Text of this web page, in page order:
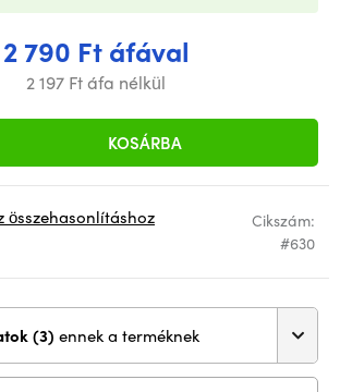
2 790 Ft áfával
2 197 Ft áfa nélkül
KOSÁRBA
Cikszám:
#630
összehasonlításhoz
Egyéb változatok (3) ennek a terméknek